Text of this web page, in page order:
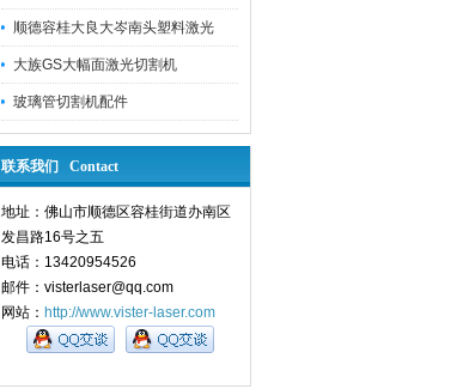
顺德容桂大良大岑南头塑料激光
大族GS大幅面激光切割机
玻璃管切割机配件
联系我们 Contact
地址：佛山市顺德区容桂街道办南区
发昌路16号之五
电话：13420954526
邮件：visterlaser@qq.com
网站： http://www.vister-laser.com